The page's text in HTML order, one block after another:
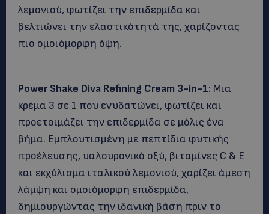
λεμονιού, φωτίζει την επιδερμίδα και
βελτιώνει την ελαστικότητά της, χαρίζοντας
πιο ομοιόμορφη όψη.
Power Shake Diva Refining Cream 3-in-1: Μια
κρέμα 3 σε 1 που ενυδατώνει, φωτίζει και
προετοιμάζει την επιδερμίδα σε μόλις ένα
βήμα. Εμπλουτισμένη με πεπτίδια φυτικής
προέλευσης, υαλουρονικό οξύ, βιταμίνες C & E
και εκχύλισμα ιταλικού λεμονιού, χαρίζει άμεση
λάμψη και ομοιόμορφη επιδερμίδα,
δημιουργώντας την ιδανική βάση πριν το